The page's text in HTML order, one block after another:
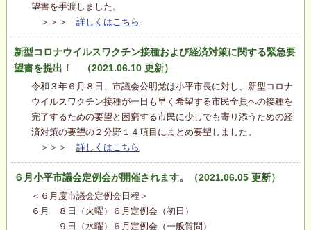
望書を手渡しました。
＞＞＞ 詳しくはこちら
新型コロナウイルスワクチン接種および経済対策に関する緊急要
望書を提出！ （2021.06.10 更新）
令和３年６月８日、市議会公明党は小平市長に対し、新型コロナ
ウイルスワクチン接種が一日も早く希望する市民全員への接種を
完了するための要望と困窮する市民に少しでも寄り添うための経
済対策の要望の２分野１４項目にまとめ要望しました。
＞＞＞ 詳しくはこちら
６月小平市議会定例会が開催されます。（2021.06.05 更新）
＜６月度市議会定例会日程＞
６月 ８日（火曜）６月定例会（初日）
９日（水曜）６月定例会（一般質問）